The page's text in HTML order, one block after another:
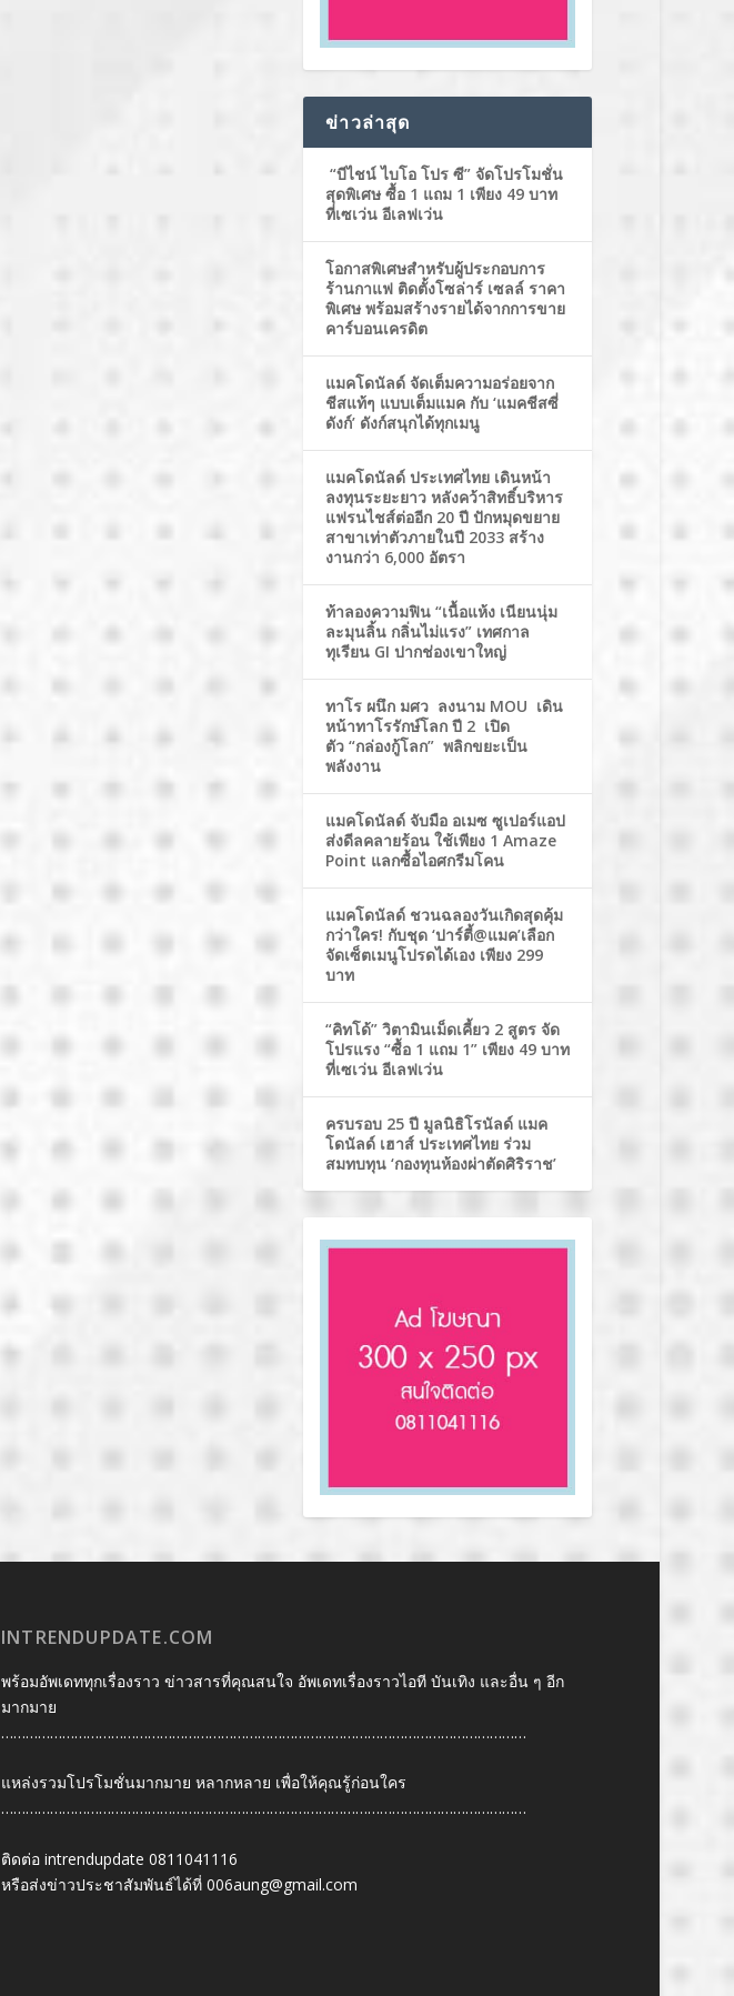
ข่าวล่าสุด
“บีไชน์ ไบโอ โปร ซี” จัดโปรโมชั่น
สุดพิเศษ ซื้อ 1 แถม 1 เพียง 49 บาท
ที่เซเว่น อีเลฟเว่น
โอกาสพิเศษสำหรับผู้ประกอบการ
ร้านกาแฟ ติดตั้งโซล่าร์ เซลล์ ราคา
พิเศษ พร้อมสร้างรายได้จากการขาย
คาร์บอนเครดิต
แมคโดนัลด์ จัดเต็มความอร่อยจาก
ชีสแท้ๆ แบบเต็มแมค กับ ‘แมคชีสซี่
ดังก์’ ดังก์สนุกได้ทุกเมนู
แมคโดนัลด์ ประเทศไทย เดินหน้า
ลงทุนระยะยาว หลังคว้าสิทธิ์บริหาร
แฟรนไชส์ต่ออีก 20 ปี ปักหมุดขยาย
สาขาเท่าตัวภายในปี 2033 สร้าง
งานกว่า 6,000 อัตรา
ท้าลองความฟิน “เนื้อแห้ง เนียนนุ่ม
ละมุนลิ้น กลิ่นไม่แรง” เทศกาล
ทุเรียน GI ปากช่องเขาใหญ่
ทาโร ผนึก มศว ลงนาม MOU เดิน
หน้าทาโรรักษ์โลก ปี 2 เปิด
ตัว “กล่องกู้โลก” พลิกขยะเป็น
พลังงาน
แมคโดนัลด์ จับมือ อเมซ ซูเปอร์แอป
ส่งดีลคลายร้อน ใช้เพียง 1 Amaze
Point แลกซื้อไอศกรีมโคน
แมคโดนัลด์ ชวนฉลองวันเกิดสุดคุ้ม
กว่าใคร! กับชุด ‘ปาร์ตี้@แมค’เลือก
จัดเซ็ตเมนูโปรดได้เอง เพียง 299
บาท
“คิทโด้” วิตามินเม็ดเคี้ยว 2 สูตร จัด
โปรแรง “ซื้อ 1 แถม 1” เพียง 49 บาท
ที่เซเว่น อีเลฟเว่น
ครบรอบ 25 ปี มูลนิธิโรนัลด์ แมค
โดนัลด์ เฮาส์ ประเทศไทย ร่วม
สมทบทุน ‘กองทุนห้องผ่าตัดศิริราช’
INTRENDUPDATE.COM
พร้อมอัพเดททุกเรื่องราว ข่าวสารที่คุณสนใจ อัพเดทเรื่องราวไอที บันเทิง และอื่น ๆ อีก
มากมาย
…………………………………………………………………………………………………………………
แหล่งรวมโปรโมชั่นมากมาย หลากหลาย เพื่อให้คุณรู้ก่อนใคร
…………………………………………………………………………………………………………………
ติดต่อ intrendupdate 0811041116
หรือส่งข่าวประชาสัมพันธ์ได้ที่ 006aung@gmail.com